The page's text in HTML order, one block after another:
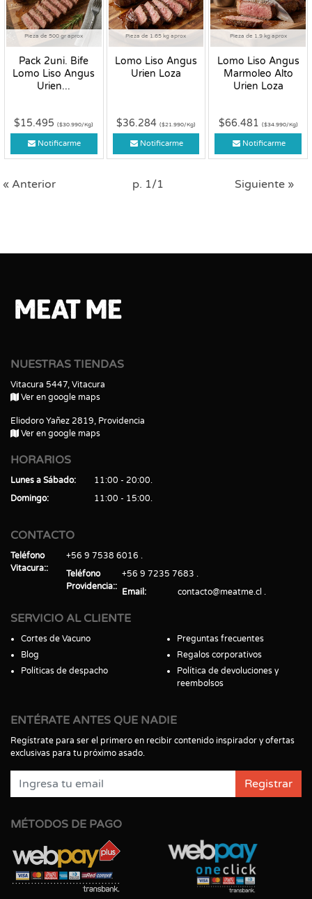
Pieza de 500 gr aprox
Pack 2uni. Bife
Lomo Liso Angus
Urien...
$15.495($30.990/Kg)
Notificarme
Pieza de 1.65 kg aprox
Lomo Liso Angus
Urien Loza
$36.284 ($21.990/Kg)
Notificarme
Pieza de 1.9 kg aprox
Lomo Liso Angus
Marmoleo Alto
Urien Loza
$66.481 ($34.990/Kg)
Notificarme
« Anterior p. 1/1 Siguiente »
NUESTRAS TIENDAS
Vitacura 5447, Vitacura
Ver en google maps
Eliodoro Yañez 2819, Providencia
Ver en google maps
HORARIOS
Lunes a Sábado
11:00 - 20:00
Domingo
11:00 - 15:00
CONTACTO
Teléfono
Vitacura:
+56 9 7538 6016
Teléfono
Providencia:
+56 9 7235 7683
Email
contacto@meatme.cl
SERVICIO AL CLIENTE
Cortes de Vacuno
Blog
Políticas de despacho
Preguntas frecuentes
Regalos corporativos
Política de devoluciones y
reembolsos
ENTÉRATE ANTES QUE NADIE
Regístrate para ser el primero en recibir contenido inspirador y ofertas
exclusivas para tu próximo asado.
Registrar
MÉTODOS DE PAGO